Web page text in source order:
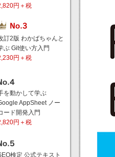
円＋税
訂2版 わかばちゃんと
ぶ Git使い方入門
円＋税
を動かして学ぶ
AppSheet ノー
ード開発入門
円＋税
検定 公式テキスト